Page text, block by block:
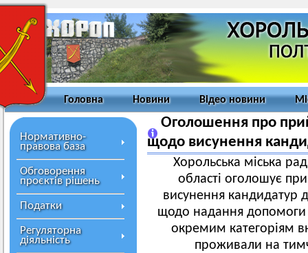
Головна Новини Відео новини
Нормативно-
правова база
Обговорення
проєктів рішень
Податки
Регуляторна
діяльність
Оголошення про
щодо висунення
Хорольська міська
області оголошує
висунення кандидатур
щодо надання допомоги
окремим категоріям
проживали на